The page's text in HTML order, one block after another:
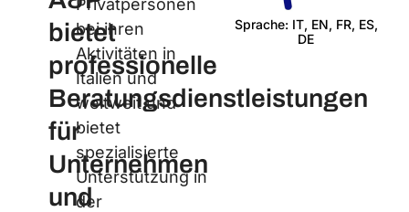
bietet
professionelle
Beratungsdienstleistungen
für
Unternehmen
und
bei ihren
Aktivitäten in
Italien und
weltweit und
bietet
spezialisierte
Unterstützung in
der
Sprache: IT, EN, FR, ES,
DE